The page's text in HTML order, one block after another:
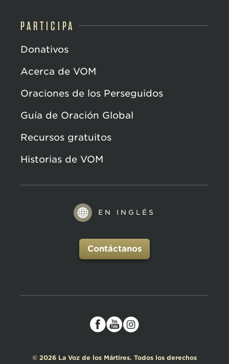
PARTICIPA
Donativos
Acerca de VOM
Oraciones de los Perseguidos
Guía de Oración Global
Recursos gratuitos
Historias de VOM
EN INGLÉS
Contáctanos
© 2026 La Voz de los Mártires. Todos los derechos